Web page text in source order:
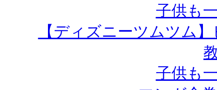
子供も
【ディズニーツムツム
子供も